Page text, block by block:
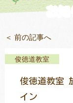
教室一覧
お知
＜ 前の記事へ
俊徳道教室
俊徳道教室
イン